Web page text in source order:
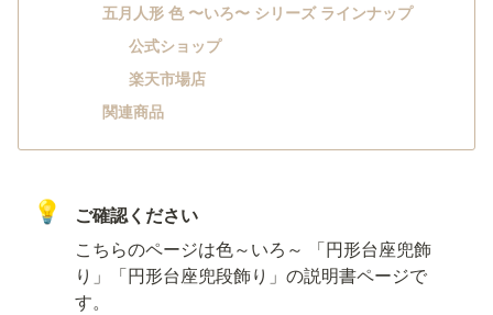
五月人形 色 〜いろ〜 シリーズ ラインナップ
公式ショップ
楽天市場店
関連商品
💡
ご確認ください
こちらのページは色～いろ～ 「円形台座兜飾
り」「円形台座兜段飾り」の説明書ページで
す。